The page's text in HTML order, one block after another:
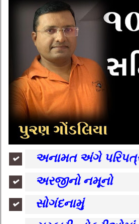
અનામત અંગે
અરજીનો નમૂનો
સોગંદનામું